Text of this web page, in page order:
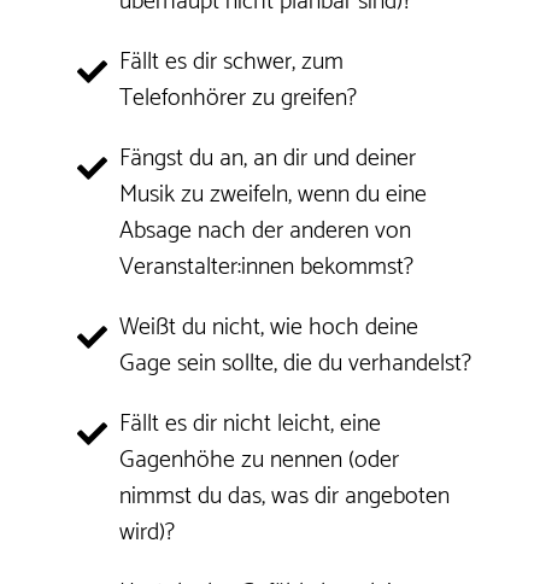
Fällt es dir schwer, zum
Telefonhörer zu greifen?
Fängst du an, an dir und deiner
Musik zu zweifeln, wenn du eine
Absage nach der anderen von
Veranstalter:innen bekommst?
Weißt du nicht, wie hoch deine
Gage sein sollte, die du verhandelst?
Fällt es dir nicht leicht, eine
Gagenhöhe zu nennen (oder
nimmst du das, was dir angeboten
wird)?